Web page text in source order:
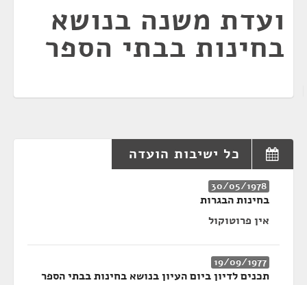
ועדת משנה בנושא
בחינות בבתי הספר
כל ישיבות הועדה
30/05/1978
בחינות הבגרות
אין פרוטוקול
19/09/1977
תכנים לדיון ביום העיון בנושא בחינות בבתי הספר